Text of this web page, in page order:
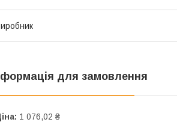
для замовлення
1 076,02 ₴